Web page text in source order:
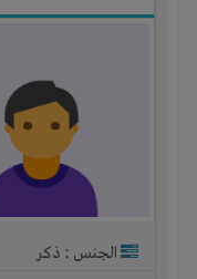
الجنس : ذكر